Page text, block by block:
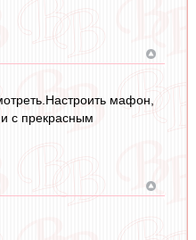
мафон,
с прекрасным